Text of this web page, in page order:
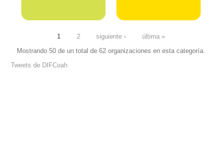
PÁGINAS
1 2 siguiente ›
última »
Mostrando 50 de un total de 62 organizaciones en esta categoría.
Tweets de DIFCoah